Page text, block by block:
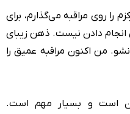
را روی مراقبه می‌گذارم، برای
انجام دادن نیست. ذهن زیبای
من اکنون مراقبه عمیق را
است و بسیار مهم است.